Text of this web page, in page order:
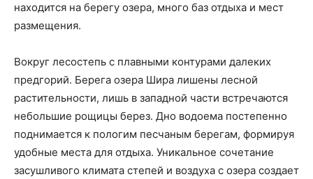
находится на берегу озера, много баз отдыха и мест
размещения.
Вокруг лесостепь с плавными контурами далеких
предгорий. Берега озера Шира лишены лесной
растительности, лишь в западной части встречаются
небольшие рощицы берез. Дно водоема постепенно
поднимается к пологим песчаным берегам, формируя
удобные места для отдыха. Уникальное сочетание
засушливого климата степей и воздуха с озера создает